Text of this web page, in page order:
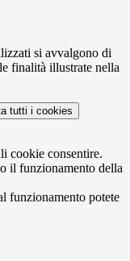
si avvalgono di
finalità illustrate nella
tutti i cookies
cookie consentire.
il funzionamento della
funzionamento potete